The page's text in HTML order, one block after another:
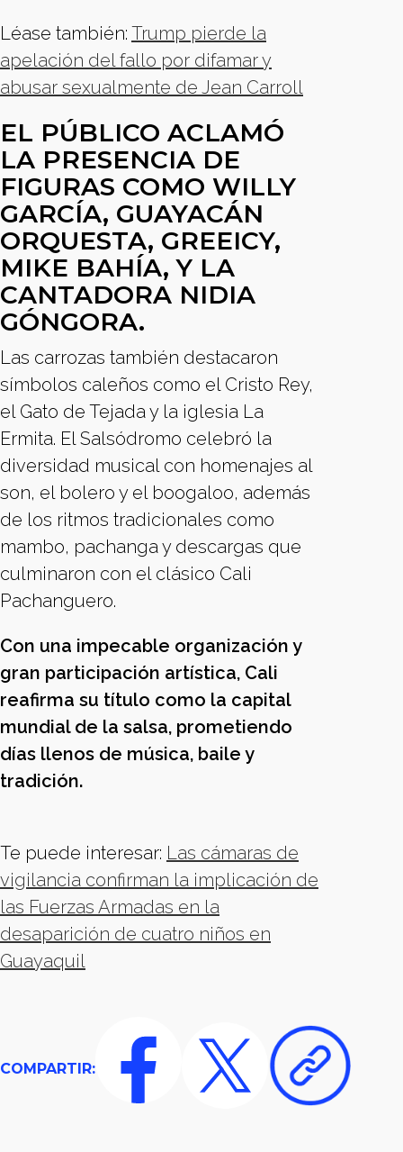
Léase también: Trump pierde la
apelación del fallo por difamar y
abusar sexualmente de Jean Carroll
EL PÚBLICO ACLAMÓ
LA PRESENCIA DE
FIGURAS COMO WILLY
GARCÍA, GUAYACÁN
ORQUESTA, GREEICY,
MIKE BAHÍA, Y LA
CANTADORA NIDIA
GÓNGORA.
Las carrozas también destacaron
símbolos caleños como el Cristo Rey,
el Gato de Tejada y la iglesia La
Ermita. El Salsódromo celebró la
diversidad musical con homenajes al
son, el bolero y el boogaloo, además
de los ritmos tradicionales como
mambo, pachanga y descargas que
culminaron con el clásico Cali
Pachanguero.
Con una impecable organización y
gran participación artística, Cali
reafirma su título como la capital
mundial de la salsa, prometiendo
días llenos de música, baile y
tradición.
Te puede interesar: Las cámaras de
vigilancia confirman la implicación de
las Fuerzas Armadas en la
desaparición de cuatro niños en
Guayaquil
COMPARTIR: